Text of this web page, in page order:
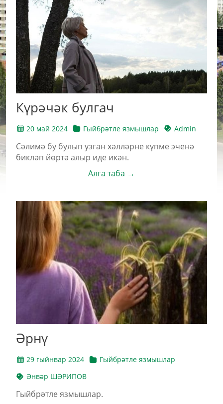
Күрәчәк булгач
20 май 2024 Гыйбрәтле язмышлар Admin
Сәлимә бу булып узган хәлләрне күпме эченә
бикләп йөртә алыр иде икән.
Алга таба →
Әрнү
29 гыйнвар 2024
Гыйбрәтле язмышлар
Әнвәр ШӘРИПОВ
Гыйбрәтле язмышлар.